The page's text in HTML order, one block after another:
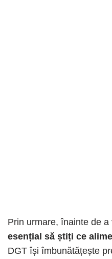
Prin urmare, înainte de a
esențial să știți ce
DGT își îmbunătățește